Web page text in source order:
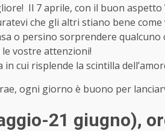
Il 7 aprile, con il buon
che gli altri stiano bene
o persino sorprendere
vostre attenzioni!
in cui risplende la scintilla
ogni giorno è buono per
21 giugno),